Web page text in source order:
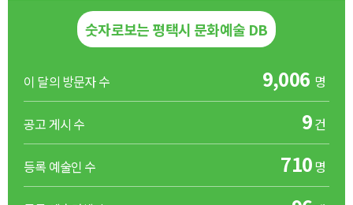
숫자로보는 평택시 문화예술 DB
이 달의 방문자 수 9,006 명
공고 게시 수 9건
등록 예술인 수 710명